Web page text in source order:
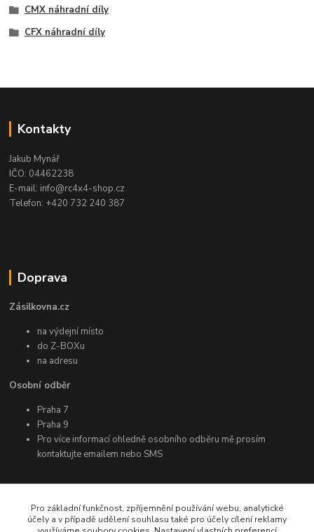
CMX náhradní díly
CFX náhradní díly
Kontakty
Jakub Mynář
IČO: 04462238
E-mail: info@rc4x4-shop.cz
Telefon: +420 732 240 387
Doprava
Zásilkovna.cz
na výdejní místo
do Z-BOXu
na adresu
Osobní odběr
Praha 7
Praha 9
Pro více informací ohledně osobního odběru mě prosím
kontaktujte emailem nebo SMS
Další informace
Pro základní funkčnost, zpříjemnění používání webu, analytické
účely a v případě udělení souhlasu také pro účely cílení reklamy